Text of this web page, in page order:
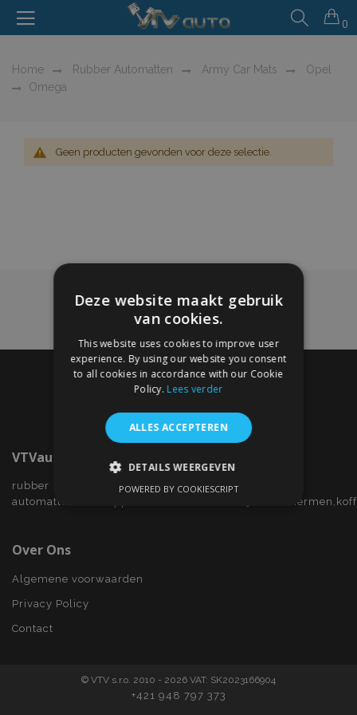
0
Home Rubber Automatten Army Car Mats
Opel
Omega
Geen producten gevonden voor deze selectie.
VTVauto.nl
rubber
Over Ons
Algemene voorwaarden
Privacy Policy
Contact
© VTV s.r.o. 2010 - 2026 VAT: SK2023166904
+421 948 797 373
Deze website maakt gebruik
van cookies.
This website uses cookies to improve user
experience. By using our website you consent
to all cookies in accordance with our Cookie
Policy. Lees verder
ALLES ACCEPTEREN
DETAILS WEERGEVEN
Strictly necessary cookies allow core website
functionality such as user login and account
POWERED BY COOKIESCRIPT